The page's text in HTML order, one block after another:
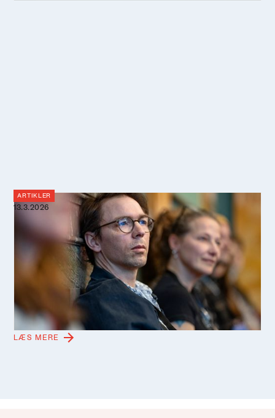
13.3.2026
ARTIKLER
Perspektiver bliver poesi: Forfatter
omsætter én dag om et hav i
forandring til tekst
Videnskab, lokal viden og personlige fortællinger kan
mødes i litterær refleksion. Det viste forfatter Peder
Frederik Jensen, da han omsatte en dag om havet i
forandring i Videnskabernes Selskab til én tekst.
LÆS MERE